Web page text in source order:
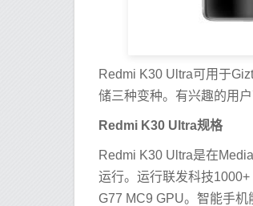
Redmi K30 Ultra可用于
储三种变种。有兴趣的用
Redmi K30 Ultra规格
Redmi K30 Ultra是在
运行。运行联发科技
G77 MC9 GPU。智能手机